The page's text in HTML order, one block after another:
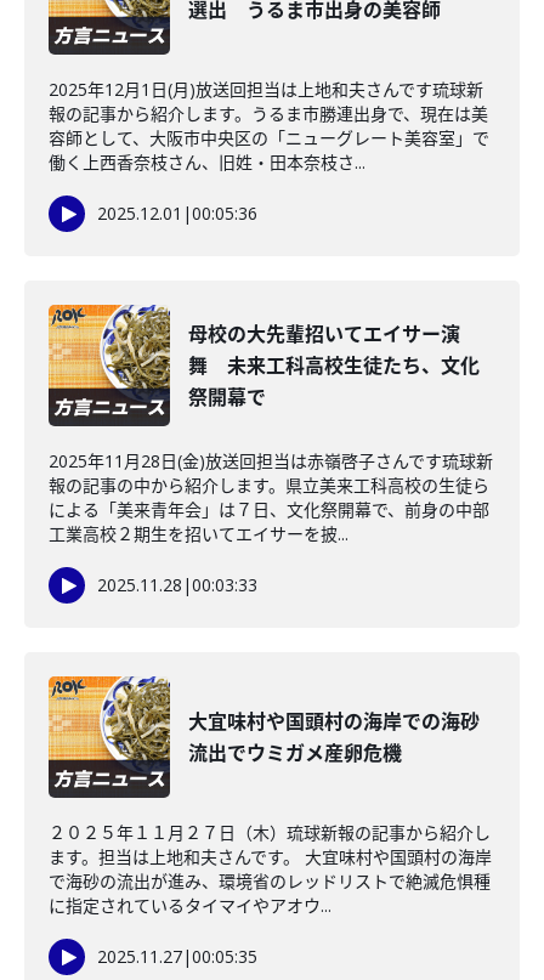
選出 うるま市出身の美容師
2025年12月1日(月)放送回担当は上地和夫さんです琉球新
報の記事から紹介します。うるま市勝連出身で、現在は美
容師として、大阪市中央区の「ニューグレート美容室」で
働く上西香奈枝さん、旧姓・田本奈枝さ...
2025.12.01 |00:05:36
母校の大先輩招いてエイサー演
舞 未来工科高校生徒たち、文化
祭開幕で
2025年11月28日(金)放送回担当は赤嶺啓子さんです琉球新
報の記事の中から紹介します。県立美来工科高校の生徒ら
による「美来青年会」は７日、文化祭開幕で、前身の中部
工業高校２期生を招いてエイサーを披...
2025.11.28 |00:03:33
大宜味村や国頭村の海岸での海砂
流出でウミガメ産卵危機
２０２５年１１月２７日（木）琉球新報の記事から紹介し
ます。担当は上地和夫さんです。 大宜味村や国頭村の海岸
で海砂の流出が進み、環境省のレッドリストで絶滅危惧種
に指定されているタイマイやアオウ...
2025.11.27|00:05:35